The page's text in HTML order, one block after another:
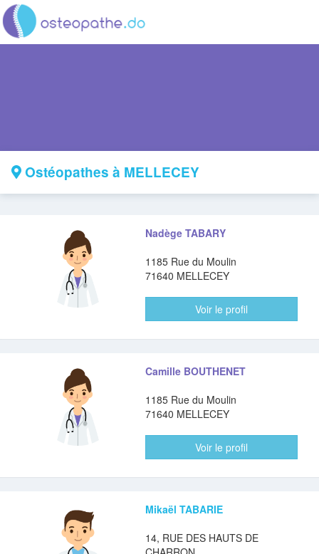
Ostéopathes à MELLECEY
Nadège TABARY
1185 Rue du Moulin
71640 MELLECEY
Voir le profil
Camille BOUTHENET
1185 Rue du Moulin
71640 MELLECEY
Voir le profil
Mikaël TABARIE
14, RUE DES HAUTS DE